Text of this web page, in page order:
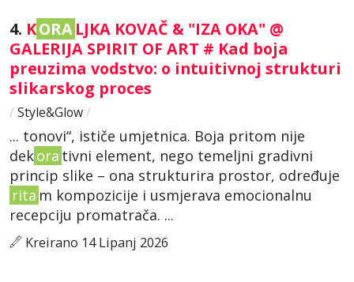
4. KORALJKA KOVAČ & "IZA OKA" @
GALERIJA SPIRIT OF ART # Kad boja
preuzima vodstvo: o intuitivnoj strukturi
slikarskog proces
/ Style&Glow/
... tonovi“, ističe umjetnica. Boja pritom nije
dekora tivni element, nego temeljni gradivni
princip slike – ona strukturira prostor, određuje
rita m kompozicije i usmjerava emocionalnu
recepciju promatrača. ...
Kreirano 14 Lipanj 2026